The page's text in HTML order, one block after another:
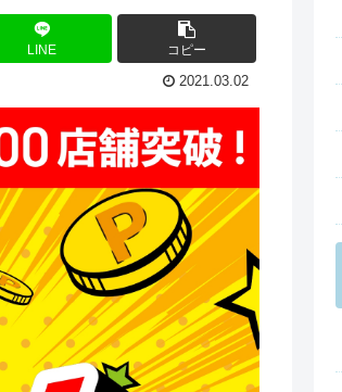
LINE コピー
2021.03.02